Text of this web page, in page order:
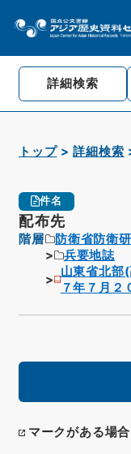
詳細検索
トップ 詳細検索
件名
配布先
階層 防衛省防衛
兵要地誌
山東省北部
７年７月２
マークがある場